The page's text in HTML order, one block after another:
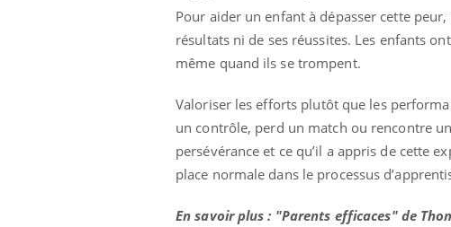
Pour aider un enfant à dépasser cette
résultats ni de ses réussites. Les enfants
même quand ils se trompent.
Valoriser les efforts plutôt que les
un contrôle, perd un match ou rencontre
persévérance et ce qu’il a appris de cette
place normale dans le processus
En savoir plus : "Parents efficaces" de